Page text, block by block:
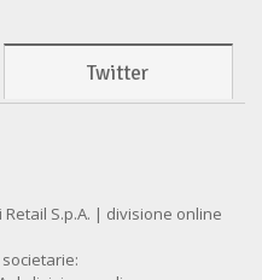
Twitter
S.p.A. | divisione online